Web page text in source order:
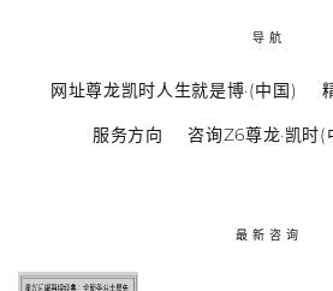
导航
网址尊龙凯时人生就是博·(中国)
服务方向 咨询Z6尊龙·凯时
最新咨询